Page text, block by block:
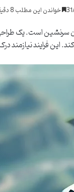
خواندن این مطلب 8 دقیقه زمان میبرد
سرنشین است. یک
این فرایند